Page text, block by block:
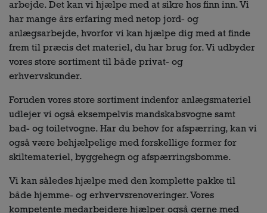
arbejde. Det kan vi hjælpe med at sikre hos finn inn. Vi
har mange års erfaring med netop jord- og
anlægsarbejde, hvorfor vi kan hjælpe dig med at finde
frem til præcis det materiel, du har brug for. Vi udbyder
vores store sortiment til både privat- og
erhvervskunder.
Foruden vores store sortiment indenfor anlægsmateriel
udlejer vi også eksempelvis mandskabsvogne samt
bad- og toiletvogne. Har du behov for afspærring, kan vi
også være behjælpelige med forskellige former for
skiltemateriel, byggehegn og afspærringsbomme.
Vi kan således hjælpe med den komplette pakke til
både hjemme- og erhvervsrenoveringer. Vores
kompetente medarbejdere hjælper også gerne med